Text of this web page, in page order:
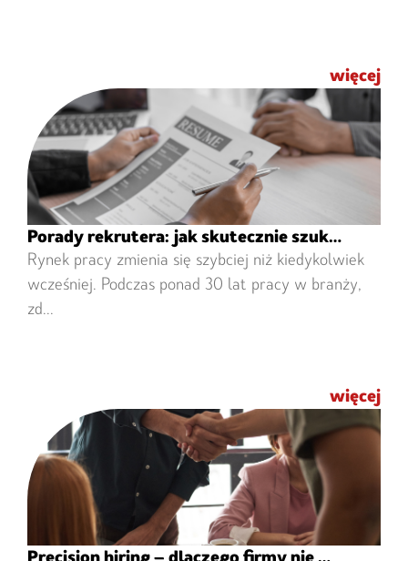
więcej
Porady rekrutera: jak skutecznie szukać pracy na zmieniającym się rynku?
Rynek pracy zmienia się szybciej niż kiedykolwiek
wcześniej. Podczas ponad 30 lat pracy w branży,
zd...
więcej